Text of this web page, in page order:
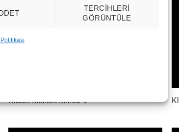
TERCIHLERI
GÖRÜNTÜLE
Klasik Mozaik MM13-1